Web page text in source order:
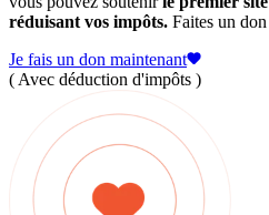
réduisant vos impôts. Faites un
Je fais un don maintenant
( Avec déduction d'impôts )